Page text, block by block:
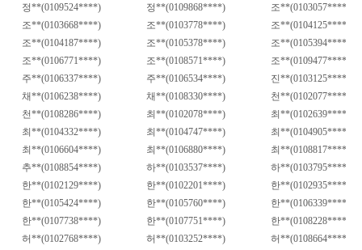
정**(0109524****) 정**(0109868****) 조**(0103057****)
조**(0103668****) 조**(0103778****) 조**(0104125****)
조**(0104187****) 조**(0105378****) 조**(0105394****)
조**(0106771****) 조**(0108571****) 조**(0109477****)
주**(0106337****) 주**(0106534****) 진**(0103125****)
채**(0106238****) 채**(0108330****) 천**(0102077****)
천**(0108286****) 최 **(0102078****) 최 **(0102639****)
최 **(0104332****) 최 **(0104747****) 최 **(0104905****)
최 **(0106604****) 최 **(0106880****) 최 **(0108817****)
추**(0108854****) 하**(0103537****) 하**(0103795****)
한**(0102129****) 한**(0102201****) 한**(0102935****)
한**(0105424****) 한**(0105760****) 한**(0106339****)
한**(0107738****) 한**(0107751****) 한**(0108228****)
허 **(0102768****) 허 **(0103252****) 허 **(0108664****)